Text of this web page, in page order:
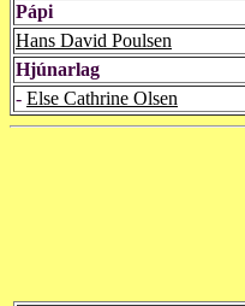
Pápi
Hans David Poulsen
Hjúnarlag
- Else Cathrine Olsen